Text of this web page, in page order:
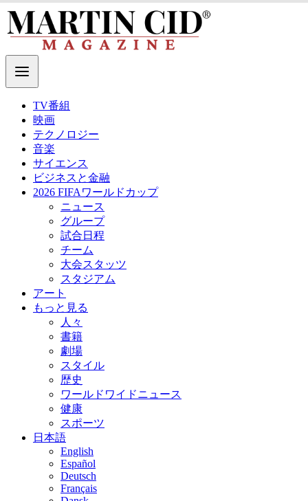
TV番組
映画
テクノロジー
音楽
サイエンス
ビジネスと金融
2026 FIFAワールドカップ
ニュース
グループ
試合日程
チーム
大会スタッツ
スタジアム
アート
もっと見る
人々
書籍
劇場
スタイル
歴史
ワールドワイドニュース
健康
スポーツ
日本語
English
Español
Deutsch
Français